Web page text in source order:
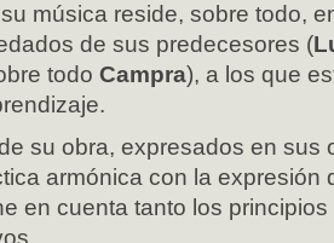
música reside, sobre todo,
de sus predecesores (
todo Campra), a los que
su obra, expresados en sus
armónica con la expresión
en cuenta tanto los